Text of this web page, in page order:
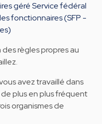
géré Service fédéral
fonctionnaires (SFP -
règles propres au
avez travaillé dans
plus en plus fréquent
organismes de